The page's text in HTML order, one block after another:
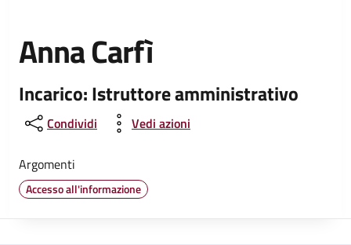
Anna Carfì
Incarico: Istruttore amministrativo
Condividi Vedi azioni
Argomenti
Accesso all'informazione